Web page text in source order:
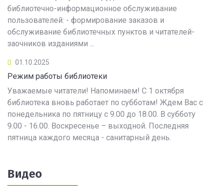
библиотечно-информационное обслуживание
пользователей: - формирование заказов и
обслуживание библиотечных пунктов и читателей-
заочников изданиями ...
01.10.2025
Режим работы библиотеки
Уважаемые читатели! Напоминаем! С 1 октября
библиотека вновь работает по субботам! Ждем Вас с
понедельника по пятницу с 9.00 до 18.00. В субботу
9.00 - 16.00. Воскресенье – выходной. Последняя
пятница каждого месяца - санитарный день.
Видео